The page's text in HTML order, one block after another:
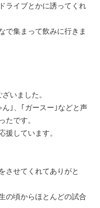
ライブとかに誘ってくれ
で集まって飲みに行きま
いました。
｣、｢ガースー｣などと声
たです。
援しています。
させてくれてありがと
の頃からほとんどの試合